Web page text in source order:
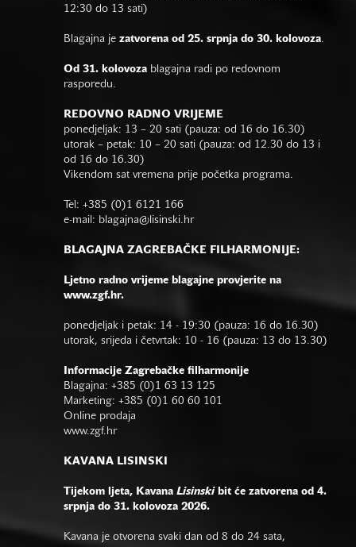
12:30 do 13 sati)
Blagajna je zatvorena od 25. srpnja do 30. kolovoza.
Od 31. kolovoza blagajna radi po redovnom
rasporedu.
REDOVNO RADNO VRIJEME
ponedjeljak: 13 – 20 sati (pauza: od 16 do 16.30)
utorak – petak: 10 – 20 sati (pauza: od 12.30 do 13 i
od 16 do 16.30)
Vikendom sat vremena prije početka programa.
Tel: +385 (0)1 6121 166
e-mail: blagajna@lisinski.hr
BLAGAJNA ZAGREBAČKE FILHARMONIJE:
Ljetno radno vrijeme blagajne provjerite na
www.zgf.hr.
ponedjeljak i petak: 14 - 19:30 (pauza: 16 do 16.30)
utorak, srijeda i četvrtak: 10 - 16 (pauza: 13 do 13.30)
Informacije Zagrebačke filharmonije
Blagajna: +385 (0)1 63 13 125
Marketing: +385 (0)1 60 60 101
Online prodaja
www.zgf.hr
KAVANA LISINSKI
Tijekom ljeta, Kavana Lisinskibit će zatvorena od 4.
srpnja do 31. kolovoza 2026.
Kavana je otvorena svaki dan od 8 do 24 sata,